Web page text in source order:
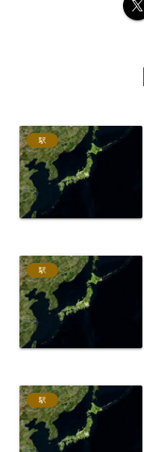
駅
駅
駅